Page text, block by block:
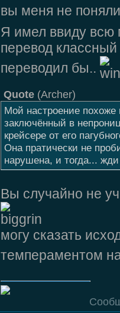
вы меня не
Я имел ввиду всю
перевод
переводил бы..
Quote (Archer)
Мой настроение похоже
заключённый в
крейсере от его
Она пратически не
нарушена, и тогда...
Вы случайно не
могу сказать
темпераментом